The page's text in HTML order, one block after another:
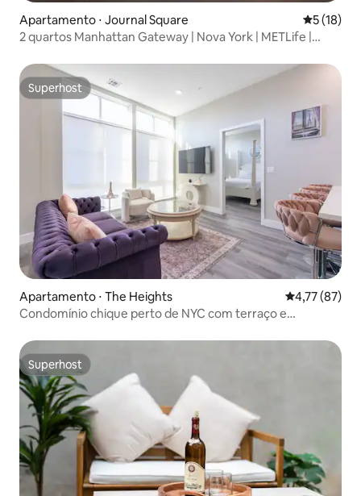
Apartamento ⋅ Journal Square 5 de uma
5 (18)
2 quartos Manhattan Gateway | Nova York | METLife |
Superhost
Superhost
Apartamento ⋅ The Heights 4,77 de uma
4,77 (87)
Condomínio chique perto de NYC com terraço e
Superhost
Superhost